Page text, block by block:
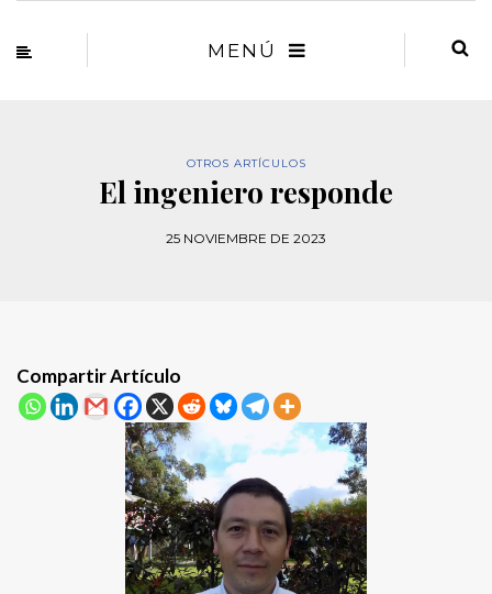
MENÚ
OTROS ARTÍCULOS
El ingeniero responde
25 NOVIEMBRE DE 2023
Compartir Artículo